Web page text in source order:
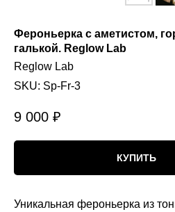
Фероньерка с аметистом,
галькой. Reglow Lab
Reglow Lab
SKU: Sp-Fr-3
9 000 ₽
КУПИТЬ
Уникальная фероньерка из